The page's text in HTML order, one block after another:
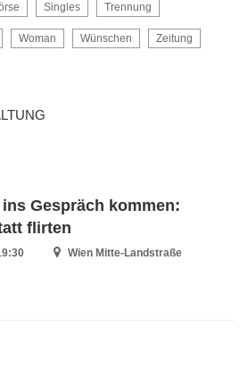
Singles Trennung
Woman Wünschen Zeitung
Gespräch kommen:
flirten
Wien Mitte-Landstraße